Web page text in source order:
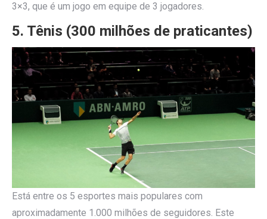
3×3, que é um jogo em equipe de 3 jogadores.
5. Tênis (300 milhões de praticantes)
Está entre os 5 esportes mais populares com
aproximadamente 1.000 milhões de seguidores. Este